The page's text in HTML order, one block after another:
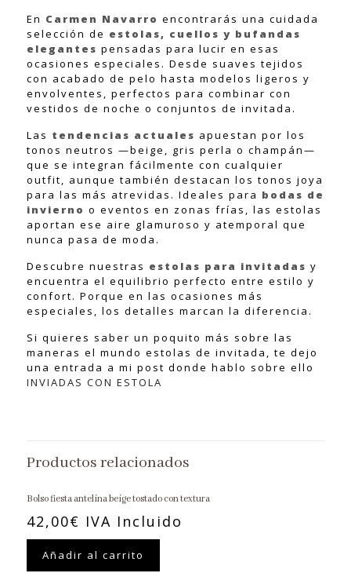
En Carmen Navarro encontrarás una cuidada
selección de estolas, cuellos y bufandas
elegantes pensadas para lucir en esas
ocasiones especiales. Desde suaves tejidos
con acabado de pelo hasta modelos ligeros y
envolventes, perfectos para combinar con
vestidos de noche o conjuntos de invitada.
Las tendencias actuales apuestan por los
tonos neutros —beige, gris perla o champán—
que se integran fácilmente con cualquier
outfit, aunque también destacan los tonos joya
para las más atrevidas. Ideales para bodas de
invierno o eventos en zonas frías, las estolas
aportan ese aire glamuroso y atemporal que
nunca pasa de moda.
Descubre nuestras estolas para invitadas y
encuentra el equilibrio perfecto entre estilo y
confort. Porque en las ocasiones más
especiales, los detalles marcan la diferencia.
Si quieres saber un poquito más sobre las
maneras el mundo estolas de invitada, te dejo
una entrada a mi post donde hablo sobre ello
INVIADAS CON ESTOLA
Productos relacionados
Bolso fiesta antelina beige tostado con textura
42,00€ IVA Incluido
Añadir al carrito